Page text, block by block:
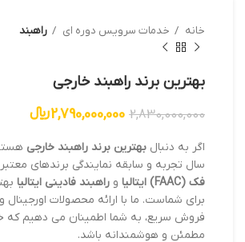
خانه خدمات سرویس دوره ای راهبند
بهترین برند راهبند خارجی
2,830,000,000
2,790,000,000﷼
اگر به دنبال بهترین برند راهبند خارجی
سال تجربه و سابقه نمایندگی برندهای
فک (FAAC) ایتالیا
و راهبند فادینی ایتالیا
برای شماست. ما با ارائه محصولات
فروش سریع، به شما اطمینان می دهیم که
مطمئن و هوشمندانه باشد.